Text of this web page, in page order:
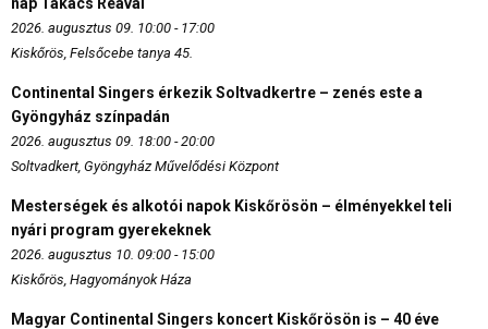
2026. augusztus 09. 10:00 - 17:00
Kiskőrös, Felsőcebe tanya 45.
Continental Singers érkezik Soltvadkertre – zenés este a
Gyöngyház színpadán
2026. augusztus 09. 18:00 - 20:00
Soltvadkert, Gyöngyház Művelődési Központ
Mesterségek és alkotói napok Kiskőrösön – élményekkel teli
nyári program gyerekeknek
2026. augusztus 10. 09:00 - 15:00
Kiskőrös, Hagyományok Háza
Magyar Continental Singers koncert Kiskőrösön is – 40 éve